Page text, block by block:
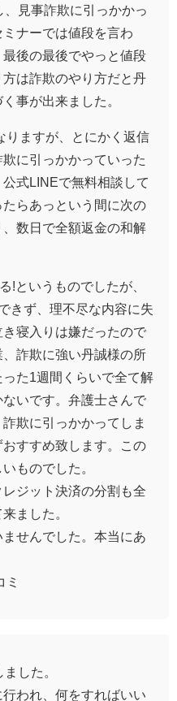
見事詐欺に引っかかっ
ナーでは値段を言わ
後の最後でやっと値段
は詐欺のやり方だと丹
事が出来ました。
りますが、とにかく返信
に引っかかっていった
式LINEで無料相談して
らあっという間に次の
数日で全額返金の和解
!というものでしたが、
きず、理不尽な内容に失
寝入りは嫌だったので
詐欺に強い丹誠様の所
た1週間くらいで全て解
いです。弁護士さんで
欺に引っかかってしま
すすめ致します。この
ものでした。
ジット決済の分割も全
ました。
せんでした。本当にあ
ミ
した。
われ、何をすればいい